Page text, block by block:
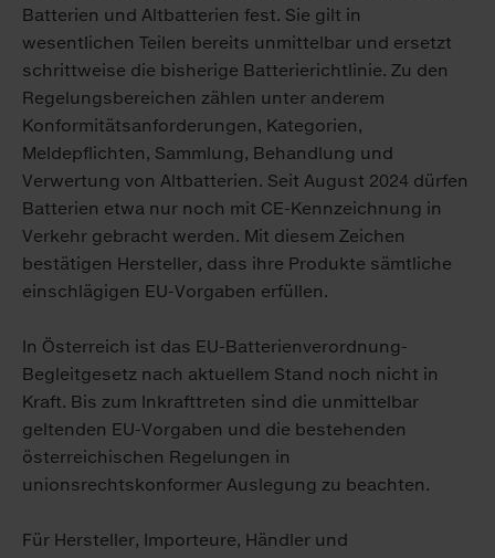
Batterien und Altbatterien fest. Sie gilt in
wesentlichen Teilen bereits unmittelbar und ersetzt
schrittweise die bisherige Batterierichtlinie. Zu den
Regelungsbereichen zählen unter anderem
Konformitätsanforderungen, Kategorien,
Meldepflichten, Sammlung, Behandlung und
Verwertung von Altbatterien. Seit August 2024 dürfen
Batterien etwa nur noch mit CE-Kennzeichnung in
Verkehr gebracht werden. Mit diesem Zeichen
bestätigen Hersteller, dass ihre Produkte sämtliche
einschlägigen EU-Vorgaben erfüllen.
In Österreich ist das EU-Batterienverordnung-
Begleitgesetz nach aktuellem Stand noch nicht in
Kraft. Bis zum Inkrafttreten sind die unmittelbar
geltenden EU-Vorgaben und die bestehenden
österreichischen Regelungen in
unionsrechtskonformer Auslegung zu beachten.
Für Hersteller, Importeure, Händler und